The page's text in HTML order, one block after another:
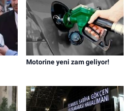
Motorine yeni zam geliyor!